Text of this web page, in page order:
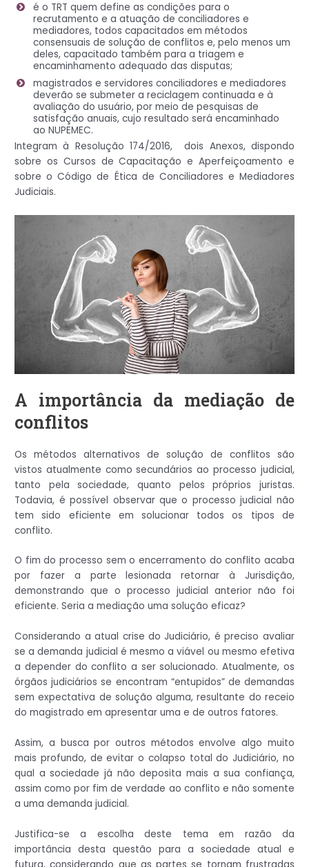
é o TRT quem define as condições para o
recrutamento e a atuação de conciliadores e
mediadores, todos capacitados em métodos
consensuais de solução de conflitos e, pelo menos um
deles, capacitado também para a triagem e
encaminhamento adequado das disputas;
magistrados e servidores conciliadores e mediadores
deverão se submeter a reciclagem continuada e à
avaliação do usuário, por meio de pesquisas de
satisfação anuais, cujo resultado será encaminhado
ao NUPEMEC.
Integram à Resolução 174/2016, dois Anexos, dispondo
sobre os Cursos de Capacitação e Aperfeiçoamento e
sobre o Código de Ética de Conciliadores e Mediadores
Judiciais.
A importância da mediação de
conflitos
Os métodos alternativos de solução de conflitos são
vistos atualmente como secundários ao processo judicial,
tanto pela sociedade, quanto pelos próprios juristas.
Todavia, é possível observar que o processo judicial não
tem sido eficiente em solucionar todos os tipos de
conflito.
O fim do processo sem o encerramento do conflito acaba
por fazer a parte lesionada retornar à Jurisdição,
demonstrando que o processo judicial anterior não foi
eficiente. Seria a mediação uma solução eficaz?
Considerando a atual crise do Judiciário, é preciso avaliar
se a demanda judicial é mesmo a viável ou mesmo efetiva
a depender do conflito a ser solucionado. Atualmente, os
órgãos judiciários se encontram “entupidos” de demandas
sem expectativa de solução alguma, resultante do receio
do magistrado em apresentar uma e de outros fatores.
Assim, a busca por outros métodos envolve algo muito
mais profundo, de evitar o colapso total do Judiciário, no
qual a sociedade já não deposita mais a sua confiança,
assim como por fim de verdade ao conflito e não somente
a uma demanda judicial.
Justifica-se a escolha deste tema em razão da
importância desta questão para a sociedade atual e